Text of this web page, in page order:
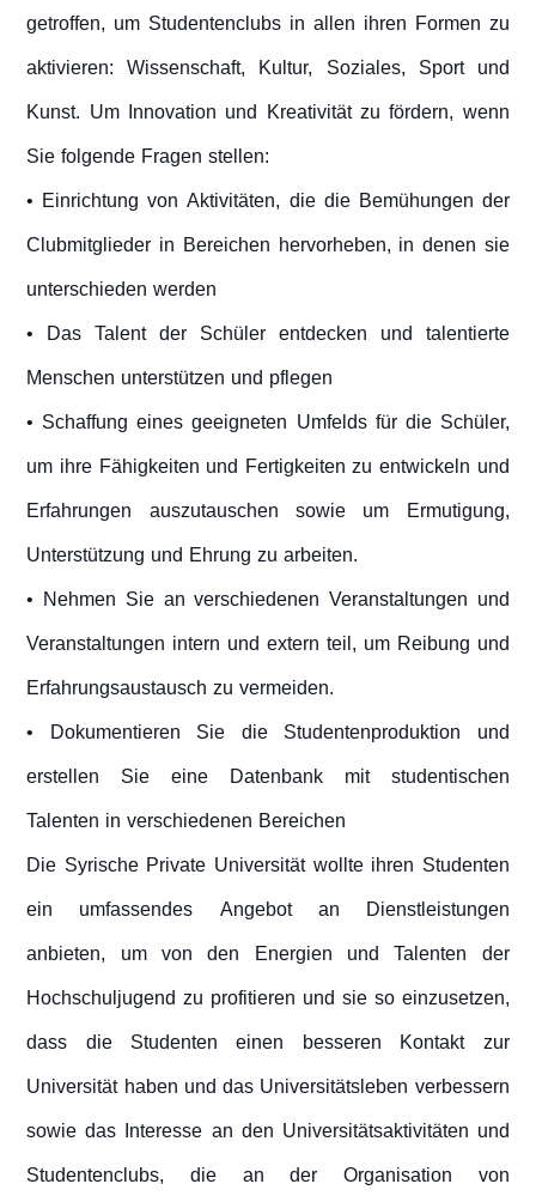
getroffen, um Studentenclubs in allen ihren Formen zu
aktivieren: Wissenschaft, Kultur, Soziales, Sport und
Kunst. Um Innovation und Kreativität zu fördern, wenn
Sie folgende Fragen stellen:
• Einrichtung von Aktivitäten, die die Bemühungen der
Clubmitglieder in Bereichen hervorheben, in denen sie
unterschieden werden
• Das Talent der Schüler entdecken und talentierte
Menschen unterstützen und pflegen
• Schaffung eines geeigneten Umfelds für die Schüler,
um ihre Fähigkeiten und Fertigkeiten zu entwickeln und
Erfahrungen auszutauschen sowie um Ermutigung,
Unterstützung und Ehrung zu arbeiten.
• Nehmen Sie an verschiedenen Veranstaltungen und
Veranstaltungen intern und extern teil, um Reibung und
Erfahrungsaustausch zu vermeiden.
• Dokumentieren Sie die Studentenproduktion und
erstellen Sie eine Datenbank mit studentischen
Talenten in verschiedenen Bereichen
Die Syrische Private Universität wollte ihren Studenten
ein umfassendes Angebot an Dienstleistungen
anbieten, um von den Energien und Talenten der
Hochschuljugend zu profitieren und sie so einzusetzen,
dass die Studenten einen besseren Kontakt zur
Universität haben und das Universitätsleben verbessern
sowie das Interesse an den Universitätsaktivitäten und
Studentenclubs, die an der Organisation von